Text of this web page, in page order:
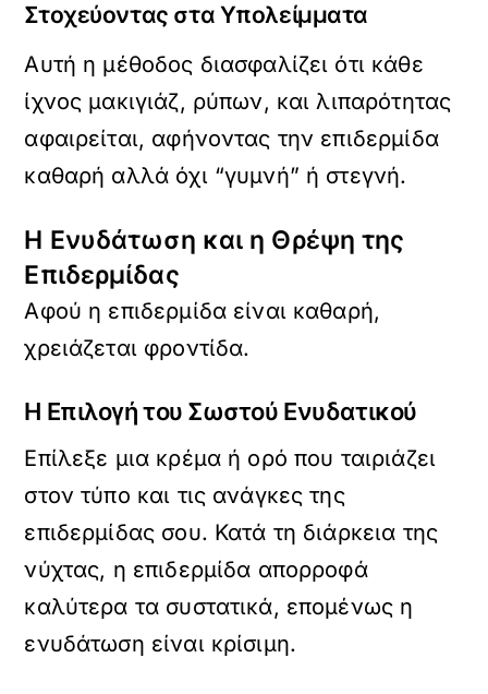
Στοχεύοντας στα Υπολείμματα
Αυτή η μέθοδος διασφαλίζει ότι κάθε
ίχνος μακιγιάζ, ρύπων, και λιπαρότητας
αφαιρείται, αφήνοντας την επιδερμίδα
καθαρή αλλά όχι “γυμνή” ή στεγνή.
Η Ενυδάτωση και η Θρέψη της
Επιδερμίδας
Αφού η επιδερμίδα είναι καθαρή,
χρειάζεται φροντίδα.
Η Επιλογή του Σωστού Ενυδατικού
Επίλεξε μια κρέμα ή ορό που ταιριάζει
στον τύπο και τις ανάγκες της
επιδερμίδας σου. Κατά τη διάρκεια της
νύχτας, η επιδερμίδα απορροφά
καλύτερα τα συστατικά, επομένως η
ενυδάτωση είναι κρίσιμη.